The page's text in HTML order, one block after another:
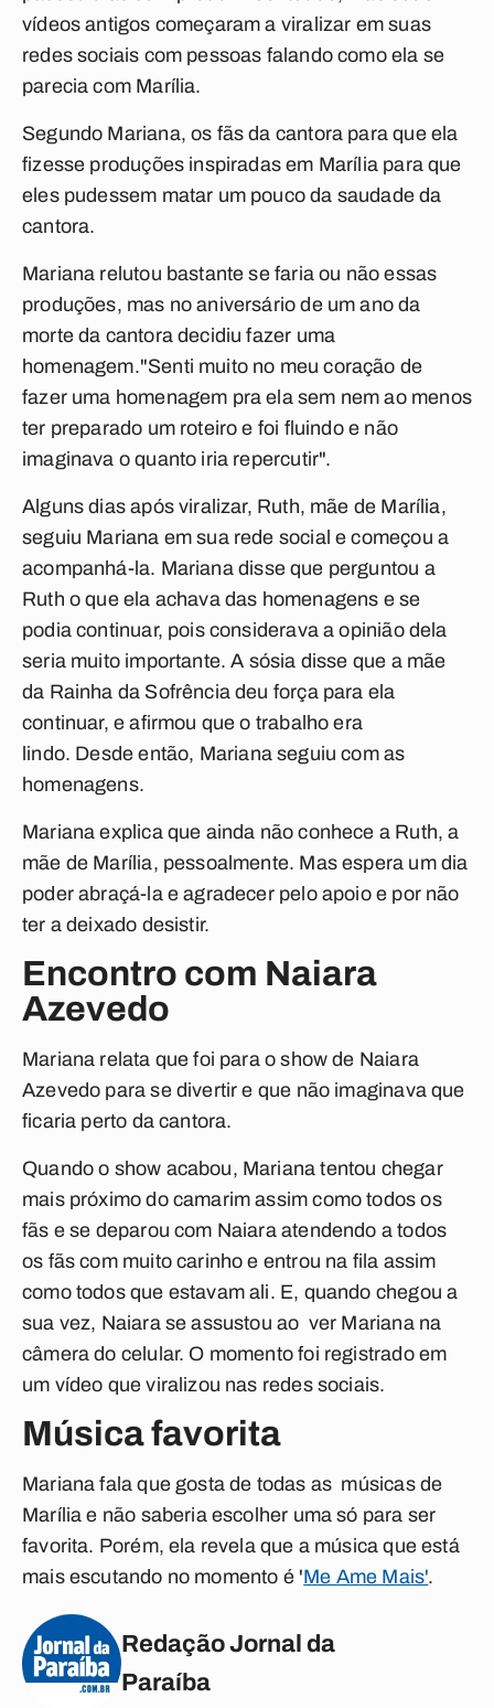
vídeos antigos começaram a viralizar em suas
redes sociais com pessoas falando como ela se
parecia com Marília.
Segundo Mariana, os fãs da cantora para que ela
fizesse produções inspiradas em Marília para que
eles pudessem matar um pouco da saudade da
cantora.
Mariana relutou bastante se faria ou não essas
produções, mas no aniversário de um ano da
morte da cantora decidiu fazer uma
homenagem."Senti muito no meu coração de
fazer uma homenagem pra ela sem nem ao menos
ter preparado um roteiro e foi fluindo e não
imaginava o quanto iria repercutir".
Alguns dias após viralizar, Ruth, mãe de Marília,
seguiu Mariana em sua rede social e começou a
acompanhá-la. Mariana disse que perguntou a
Ruth o que ela achava das homenagens e se
podia continuar, pois considerava a opinião dela
seria muito importante. A sósia disse que a mãe
da Rainha da Sofrência deu força para ela
continuar, e afirmou que o trabalho era
lindo. Desde então, Mariana seguiu com as
homenagens.
Mariana explica que ainda não conhece a Ruth, a
mãe de Marília, pessoalmente. Mas espera um dia
poder abraçá-la e agradecer pelo apoio e por não
ter a deixado desistir.
Encontro com Naiara
Azevedo
Mariana relata que foi para o show de Naiara
Azevedo para se divertir e que não imaginava que
ficaria perto da cantora.
Quando o show acabou, Mariana tentou chegar
mais próximo do camarim assim como todos os
fãs e se deparou com Naiara atendendo a todos
os fãs com muito carinho e entrou na fila assim
como todos que estavam ali. E, quando chegou a
sua vez, Naiara se assustou ao ver Mariana na
câmera do celular. O momento foi registrado em
um vídeo que viralizou nas redes sociais.
Música favorita
Mariana fala que gosta de todas as músicas de
Marília e não saberia escolher uma só para ser
favorita. Porém, ela revela que a música que está
mais escutando no momento é 'Me Ame Mais'.
Redação Jornal da
Paraíba